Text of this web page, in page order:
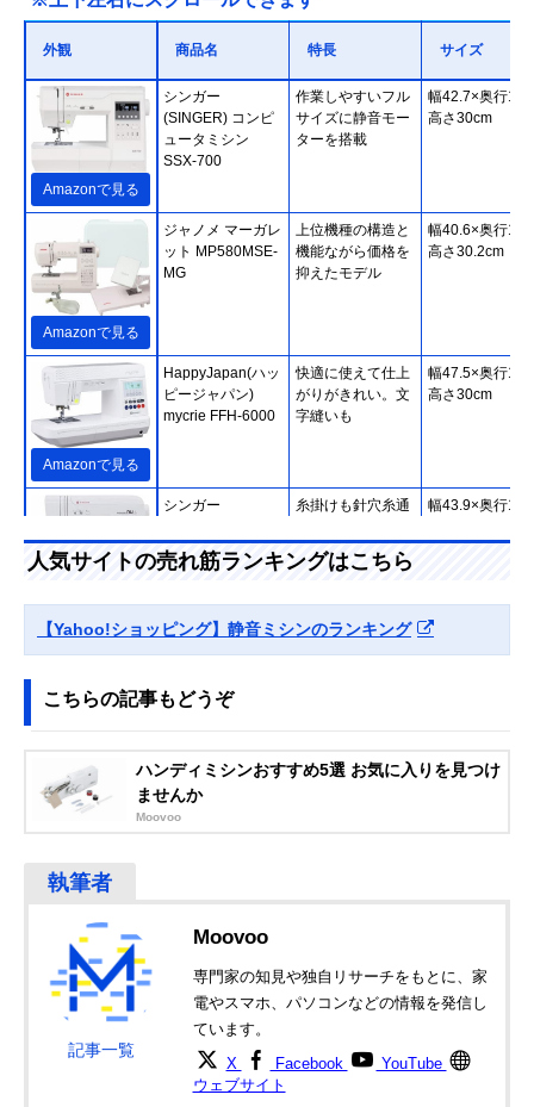
外観 商品名 特長 サイズ
Amazonで見る
シンガー
(SINGER) コンピ
ュータミシン
SSX-700
作業しやすいフル
サイズに静音モー
ターを搭載
幅42.7×奥行
高さ30cm
Amazonで見る
ジャノメ マーガレ
ット MP580MSE-
MG
上位機種の構造と
機能ながら価格を
抑えたモデル
幅40.6×奥行
高さ30.2cm
Amazonで見る
HappyJapan(ハッ
ピージャパン)
mycrie FFH-6000
快適に使えて仕上
がりがきれい。文
字縫いも
幅47.5×奥行
高さ30cm
シンガー
ヌウ プラス
SC227
糸掛けも針穴糸通
入れも簡単
幅43.9×奥行
人気サイトの売れ筋ランキングはこちら
【Yahoo!ショッピング】静音ミシンのランキング
こちらの記事もどうぞ
ハンディミシンおすすめ5選 お気に入りを見つけ
ませんか
Moovoo
記事一覧
Moovoo
専門家の知見や独自リサーチをもとに、家
電やスマホ、パソコンなどの情報を発信し
ています。
X Facebook
YouTube
ウェブサイト